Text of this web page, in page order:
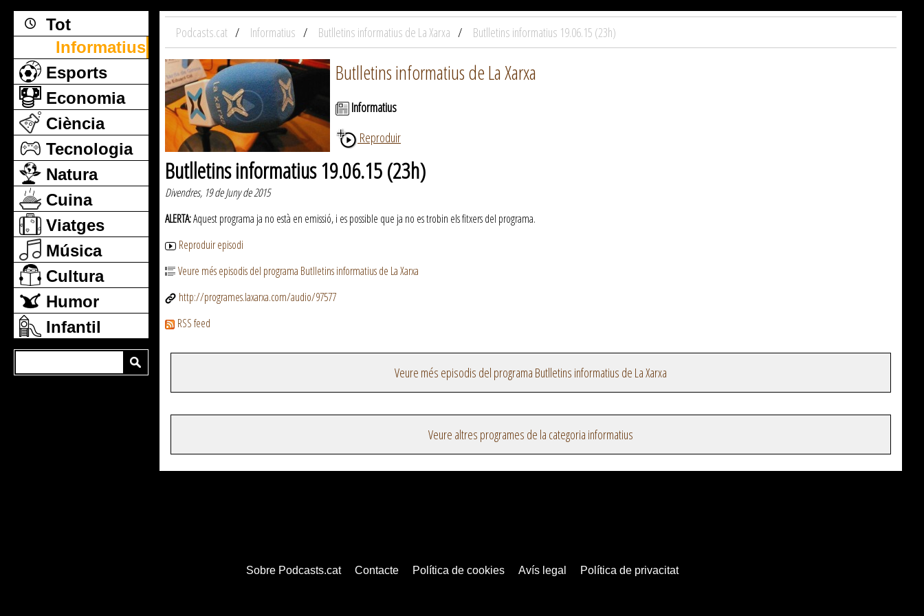
Tot
Informatius
Esports
Economia
Ciència
Tecnologia
Natura
Cuina
Viatges
Música
Cultura
Humor
Infantil
Podcasts.cat Informatius Butlletins informatius de La Xarxa Butlletins informatius 19.06.15 (23h)
Butlletins informatius de La Xarxa
Informatius
Reproduir
Butlletins informatius 19.06.15 (23h)
Divendres, 19 de Juny de 2015
ALERTA:Aquest programa ja no està en emissió, i es possible que ja no es trobin els fitxers del programa.
Reproduir episodi
Veure més episodis del programa Butlletins informatius de La Xarxa
http://programes.laxarxa.com/audio/97577
RSS feed
Veure més episodis del programa Butlletins informatius de La Xarxa
Veure altres programes de la categoria informatius
Sobre Podcasts.cat Contacte Política de cookies Avís legal Política de privacitat